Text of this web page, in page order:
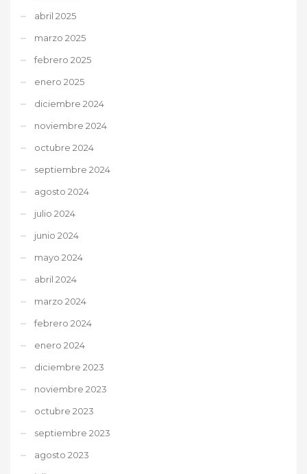
abril 2025
marzo 2025
febrero 2025
enero 2025
diciembre 2024
noviembre 2024
octubre 2024
septiembre 2024
agosto 2024
julio 2024
junio 2024
mayo 2024
abril 2024
marzo 2024
febrero 2024
enero 2024
diciembre 2023
noviembre 2023
octubre 2023
septiembre 2023
agosto 2023